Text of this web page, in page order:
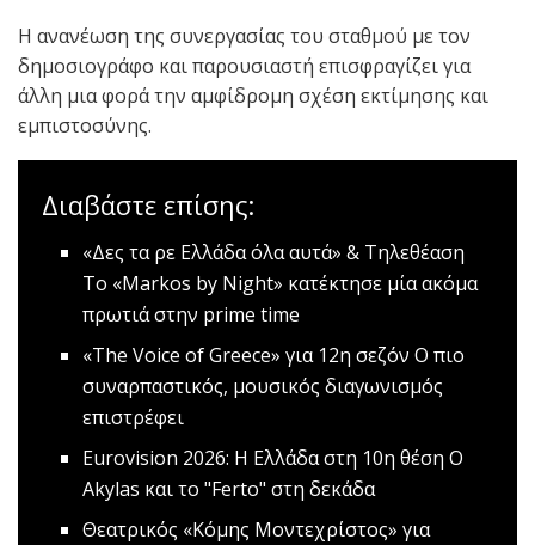
Η ανανέωση της συνεργασίας του σταθμού με τον
δημοσιογράφο και παρουσιαστή επισφραγίζει για
άλλη μια φορά την αμφίδρομη σχέση εκτίμησης και
εμπιστοσύνης.
Διαβάστε επίσης:
«Δες τα ρε Ελλάδα όλα αυτά» & Τηλεθέαση
Το «Markos by Night» κατέκτησε μία ακόμα
πρωτιά στην prime time
«The Voice of Greece» για 12η σεζόν O πιο
συναρπαστικός, μουσικός διαγωνισμός
επιστρέφει
Εurovision 2026: Η Ελλάδα στη 10η θέση Ο
Akylas και το "Ferto" στη δεκάδα
Θεατρικός «Κόμης Μοντεχρίστος» για